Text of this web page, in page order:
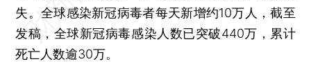
失。全球感染新冠病毒者每天新增约10万人，截至
发稿，全球新冠病毒感染人数已突破440万，累计
死亡人数逾30万。